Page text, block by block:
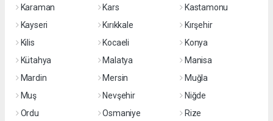
Karaman
Kars
Kastamonu
Kayseri
Kırıkkale
Kırşehir
Kilis
Kocaeli
Konya
Kütahya
Malatya
Manisa
Mardin
Mersin
Muğla
Muş
Nevşehir
Niğde
Ordu
Osmaniye Rize